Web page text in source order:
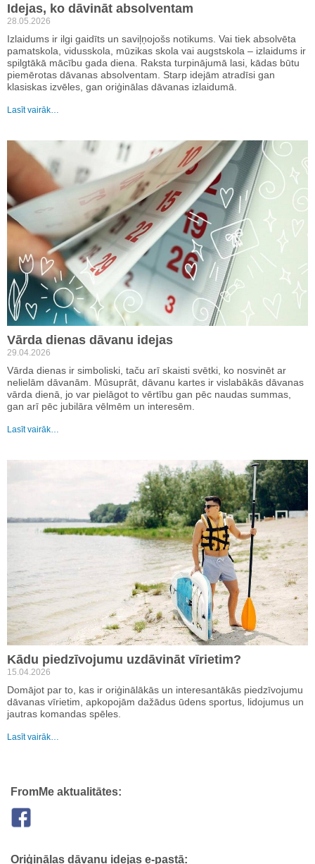
Idejas, ko dāvināt absolventam
28.05.2026
Izlaidums ir ilgi gaidīts un saviļņojošs notikums. Vai tiek absolvēta
pamatskola, vidusskola, mūzikas skola vai augstskola – izlaidums ir
spilgtākā mācību gada diena. Raksta turpinājumā lasi, kādas būtu
piemērotas dāvanas absolventam. Starp idejām atradīsi gan
klasiskas izvēles, gan oriģinālas dāvanas izlaidumā.
Lasīt vairāk…
Vārda dienas dāvanu idejas
29.04.2026
Vārda dienas ir simboliski, taču arī skaisti svētki, ko nosvinēt ar
nelielām dāvanām. Mūsuprāt, dāvanu kartes ir vislabākās dāvanas
vārda dienā, jo var pielāgot to vērtību gan pēc naudas summas,
gan arī pēc jubilāra vēlmēm un interesēm.
Lasīt vairāk…
Kādu piedzīvojumu uzdāvināt vīrietim?
15.04.2026
Domājot par to, kas ir oriģinālākās un interesantākās piedzīvojumu
dāvanas vīrietim, apkopojām dažādus ūdens sportus, lidojumus un
jautras komandas spēles.
Lasīt vairāk…
FromMe aktualitātes:
Oriģinālas dāvanu idejas e-pastā: